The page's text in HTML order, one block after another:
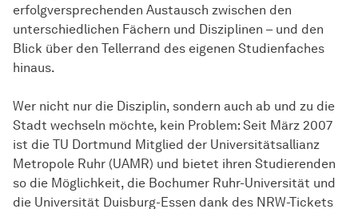
erfolgversprechenden Austausch zwischen den
unterschiedlichen Fächern und Disziplinen – und den
Blick über den Tellerrand des eigenen Studienfaches
hinaus.
Wer nicht nur die Disziplin, sondern auch ab und zu die
Stadt wechseln möchte, kein Problem: Seit März 2007
ist die TU Dortmund Mitglied der Universitätsallianz
Metropole Ruhr (UAMR) und bietet ihren Studierenden
so die Möglichkeit, die Bochumer Ruhr-Universität und
die Universität Duisburg-Essen dank des NRW-Tickets